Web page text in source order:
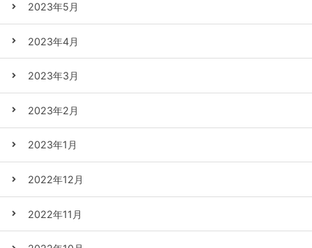
2023年5月
2023年4月
2023年3月
2023年2月
2023年1月
2022年12月
2022年11月